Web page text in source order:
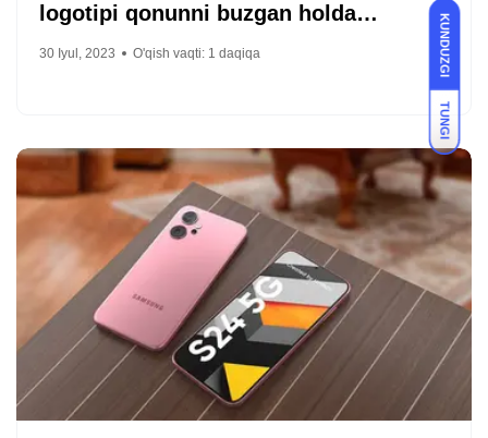
KUNDUZGI
TUNGI
logotipi qonunni buzgan holda
30 Iyul, 2023 O'qish vaqti: 1 daqiqa